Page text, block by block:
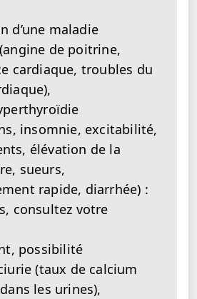
d’une maladie
de poitrine,
cardiaque, troubles du
insomnie, excitabilité,
élévation de la
sueurs,
rapide, diarrhée) :
consultez votre
possibilité
(taux de calcium
les urines),